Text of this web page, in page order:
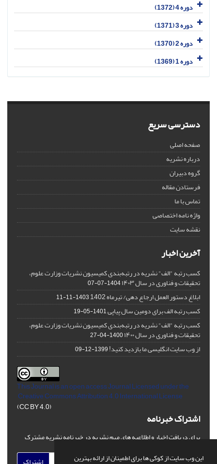
این وب سایت از کوکی ها برای اطمینان از ارائه بهترین
دوره 4 (1372)
دوره 3 (1371)
دوره 2 (1370)
دوره 1 (1369)
دسترسی سریع
صفحه اصلی
درباره نشریه
گروه دبیران
فرستادن مقاله
تماس با ما
واژه نامه اختصاصی
نقشه سایت
آخرین اخبار
کسب رتبه "الف" نشریه در رتبه‌بندی کمیسیون نشریات وزارت علوم،
تحقیقات و فناوری در سال ۱۴۰۳ 1404-07-07
ابلاغ دستور العمل ارجاع دهی/ تیرماه 1402 1403-11-11
کسب رتبه الف برای دومین سال پیاپی1401-05-19
کسب رتبه "الف" نشریه در رتبه‌بندی کمیسیون نشریات وزارت علوم،
تحقیقات و فناوری در سال ۱۴۰۰ 1400-04-27
از وب سایت انگلیسی ما بازدید کنید!1399-12-09
This Journal is an open access Journal Licensedunder the
Creative Commons Attribution 4.0 International License
(CC BY 4.0)
اشتراک خبرنامه
برای دریافت اخبار و اطلاعیه های مهم نشریه در خبرنامه نشریه مشترک